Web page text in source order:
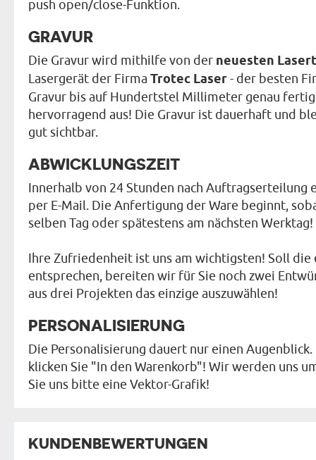
push open/close-Funktion.
GRAVUR
Die Gravur wird mithilfe von der neuesten
Lasergerät der Firma Trotec Laser- der besten
Gravur bis auf Hundertstel Millimeter genau
hervorragend aus! Die Gravur ist dauerhaft und
gut sichtbar.
ABWICKLUNGSZEIT
Innerhalb von 24 Stunden nach
per E-Mail. Die Anfertigung der Ware beginnt,
selben Tag oder spätestens am nächsten Werktag!
Ihre Zufriedenheit ist uns am wichtigsten! Soll die
entsprechen, bereiten wir für Sie noch zwei
aus drei Projekten das einzige auszuwählen!
PERSONALISIERUNG
Die Personalisierung dauert nur einen
klicken Sie "In den Warenkorb"! Wir werden uns
Sie uns bitte eine Vektor-Grafik!
KUNDENBEWERTUNGEN